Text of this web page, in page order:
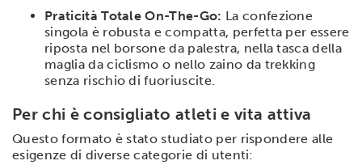
Praticità Totale On-The-Go: La confezione
singola è robusta e compatta, perfetta per essere
riposta nel borsone da palestra, nella tasca della
maglia da ciclismo o nello zaino da trekking
senza rischio di fuoriuscite.
Per chi è consigliato atleti e vita attiva
Questo formato è stato studiato per rispondere alle
esigenze di diverse categorie di utenti: